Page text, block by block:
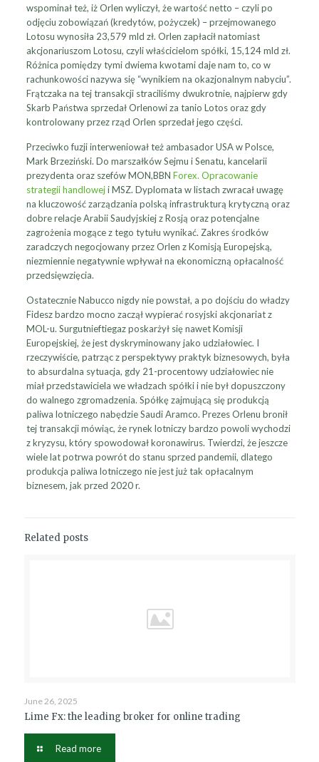
wspominał też, iż Orlen wyliczył, że wartość netto – czyli po
odjęciu zobowiązań (kredytów, pożyczek) – przejmowanego
Lotosu wynosiła 23,579 mld zł. Orlen zapłacił natomiast
akcjonariuszom Lotosu, czyli właścicielom spółki, 15,124 mld zł.
Różnica pomiędzy tymi dwiema kwotami daje nam to, co w
rachunkowości nazywa się “wynikiem na okazjonalnym nabyciu”.
Frątczaka na tej transakcji straciliśmy dwukrotnie, najpierw gdy
Skarb Państwa sprzedał Orlenowi za tanio Lotos oraz gdy
kontrolowany przez rząd Orlen sprzedał jego części.
Przeciwko fuzji interweniował też ambasador USA w Polsce,
Mark Brzeziński. Do marszałków Sejmu i Senatu, kancelarii
prezydenta oraz szefów MON,BBNForex. Opracowanie
strategii handloweji MSZ. Dyplomata w listach zwracał uwagę
na kluczowość zarządzania polską infrastrukturą krytyczną oraz
dobre relacje Arabii Saudyjskiej z Rosją oraz potencjalne
zagrożenia mogące z tego tytułu wynikać. Zakres środków
zaradczych negocjowany przez Orlen z Komisją Europejską,
niezmiennie negatywnie wpływał na ekonomiczną opłacalność
przedsięwzięcia.
Ostatecznie Nabucco nigdy nie powstał, a po dojściu do władzy
Fidesz bardzo mocno zaczął wypierać rosyjski akcjonariat z
MOL-u. Surgutnieftiegaz poskarżył się nawet Komisji
Europejskiej, że jest dyskryminowany jako udziałowiec. I
rzeczywiście, patrząc z perspektywy praktyk biznesowych, była
to absurdalna sytuacja, gdy 21-procentowy udziałowiec nie
miał przedstawiciela we władzach spółki i nie był dopuszczony
do walnego zgromadzenia. Spółkę zajmującą się produkcją
paliwa lotniczego nabędzie Saudi Aramco. Prezes Orlenu bronił
tej transakcji mówiąc, że rynek lotniczy bardzo powoli wychodzi
z kryzysu, który spowodował koronawirus. Twierdzi, że jeszcze
wiele lat potrwa powrót do stanu sprzed pandemii, dlatego
produkcja paliwa lotniczego nie jest już tak opłacalnym
biznesem, jak przed 2020 r.
Related posts
June 26, 2025
Lime Fx: the leading broker for online trading
Read more